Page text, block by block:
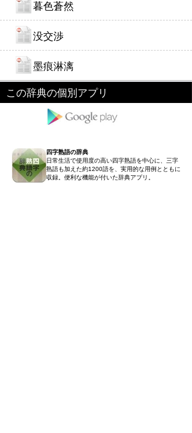
暮色蒼然
没交渉
墨痕淋漓
この辞典の個別アプリ
四字熟語の辞典
日常生活で使用度の高い四字熟語を中心に、三字
熟語も加えた約1200語を、実用的な用例とともに
収録。便利な機能が付いた辞典アプリ。